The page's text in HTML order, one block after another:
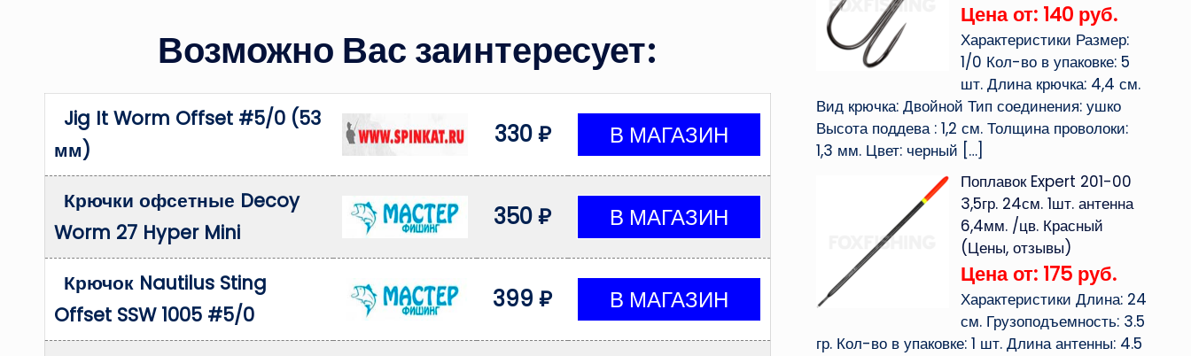
Возможно Вас заинтересует:
Jig It Worm Offset #5/0 (53
мм)
330 ₽
Крючки офсетные Decoy
Worm 27 Hyper Mini
350 ₽
Крючок Nautilus Sting
Offset SSW 1005 #5/0
399 ₽
Цена от: 140 руб.
Характеристики Размер:
1/0 Кол-во в упаковке: 5
шт. Длина крючка: 4,4 см.
Вид крючка: Двойной Тип соединения: ушко
Высота поддева : 1,2 см. Толщина проволоки:
1,3 мм. Цвет: черный […]
Поплавок Expert 201-00
3,5гр. 24см. 1шт. антенна
6,4мм. /цв. Красный
(Цены, отзывы)
Цена от: 175 руб.
Характеристики Длина: 24
см. Грузоподъемность: 3.5
гр. Кол-во в упаковке: 1 шт. Длина антенны: 4.5